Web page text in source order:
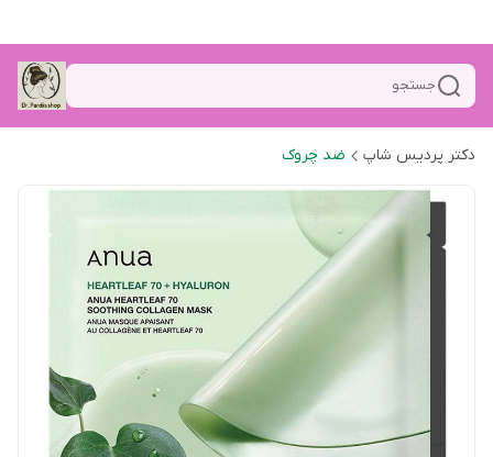
جستجو
دکتر پردیس شاپ ضد چروک